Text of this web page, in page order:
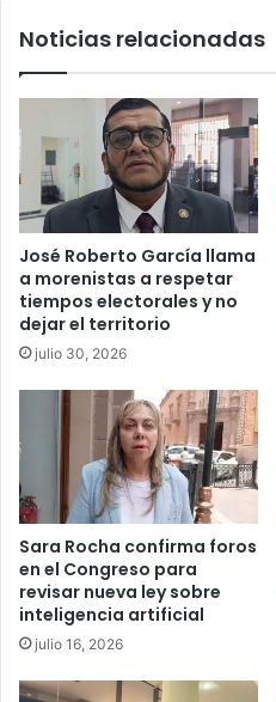
Noticias relacionadas
José Roberto García llama
a morenistas a respetar
tiempos electorales y no
dejar el territorio
julio 30, 2026
Sara Rocha confirma foros
en el Congreso para
revisar nueva ley sobre
inteligencia artificial
julio 16, 2026